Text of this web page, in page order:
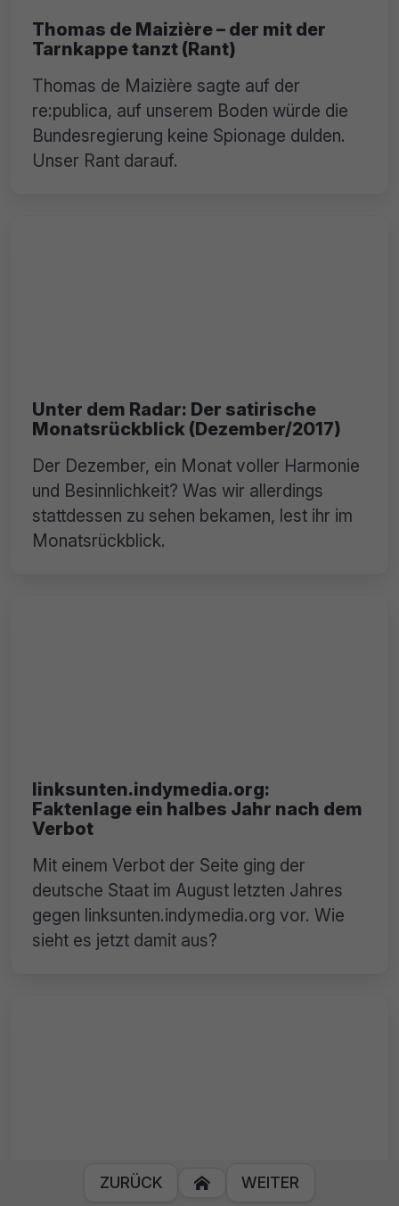
Thomas de Maizière – der mit der
Tarnkappe tanzt (Rant)
Thomas de Maizière sagte auf der
re:publica, auf unserem Boden würde die
Bundesregierung keine Spionage dulden.
Unser Rant darauf.
Unter dem Radar: Der satirische
Monatsrückblick (Dezember/2017)
Der Dezember, ein Monat voller Harmonie
und Besinnlichkeit? Was wir allerdings
stattdessen zu sehen bekamen, lest ihr im
Monatsrückblick.
linksunten.indymedia.org:
Faktenlage ein halbes Jahr nach dem
Verbot
Mit einem Verbot der Seite ging der
deutsche Staat im August letzten Jahres
gegen linksunten.indymedia.org vor. Wie
sieht es jetzt damit aus?
Bundestag: Ausweitung von
ZURÜCK  WEITER